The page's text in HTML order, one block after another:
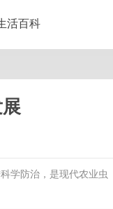
活百科
学防治，是现代农业虫